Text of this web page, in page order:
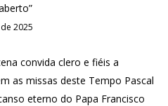
2025
convida clero e fiéis a
as missas deste Tempo Pascal
eterno do Papa Francisco